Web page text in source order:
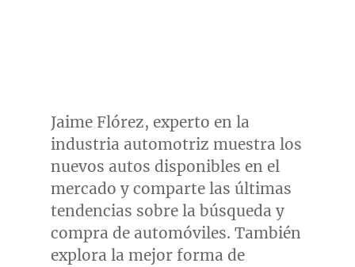
Jaime Flórez, experto en la
industria automotriz muestra los
nuevos autos disponibles en el
mercado y comparte las últimas
tendencias sobre la búsqueda y
compra de automóviles. También
explora la mejor forma de